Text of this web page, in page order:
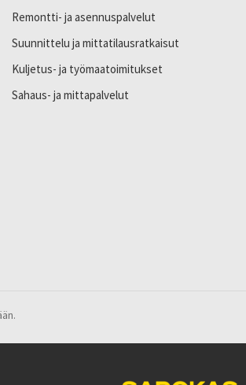
Remontti- ja asennuspalvelut
Suunnittelu ja mittatilausratkaisut
Kuljetus- ja työmaatoimitukset
Sahaus- ja mittapalvelut